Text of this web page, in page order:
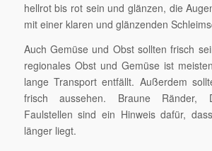
hellrot bis rot sein und glänzen, die
mit einer klaren und glänzenden
Auch Gemüse und Obst sollten frisch
regionales Obst und Gemüse ist
lange Transport entfällt. Außerdem
frisch aussehen. Braune Ränder,
Faulstellen sind ein Hinweis dafür,
länger liegt.